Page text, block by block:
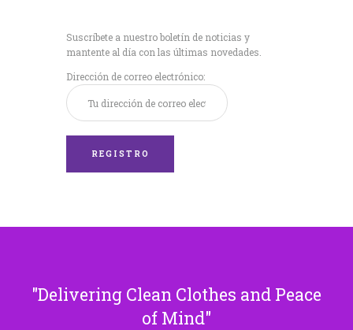
Suscríbete a nuestro boletín de noticias y
mantente al día con las últimas novedades.
Dirección de correo electrónico:
Delivering Clean Clothes and Peace
of Mind